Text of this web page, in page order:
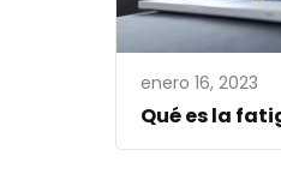
enero 16, 2023
Qué es la